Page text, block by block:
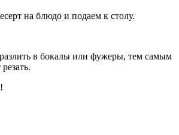
на блюдо и подаем к столу.
в бокалы или фужеры, тем самым